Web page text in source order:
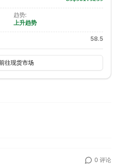
趋势:
上升趋势
58.5
往现货市场
0 评论